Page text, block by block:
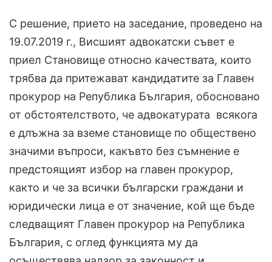
С решение, прието на заседание, проведено на
19.07.2019 г., Висшият адвокатски съвет е
приел Становище относно качествата, които
трябва да притежават кандидатите за Главен
прокурор на Република България, обосновано
от обстоятелството, че адвокатурата всякога
е длъжна за вземе становище по обществено
значими въпроси, какъвто без съмнение е
предстоящият избор на главен прокурор,
както и че за всички български граждани и
юридически лица е от значение, кой ще бъде
следващият Главен прокурор на Република
България, с оглед функцията му да